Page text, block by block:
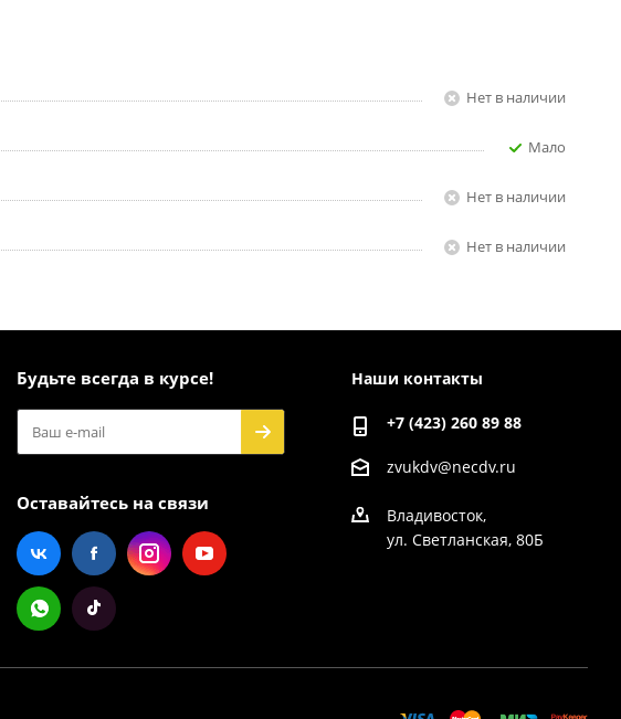
Нет в наличии
Мало
Нет в наличии
Нет в наличии
Будьте всегда в курсе!
Оставайтесь на связи
Наши контакты
+7 (423) 260 89 88
zvukdv@necdv.ru
Владивосток,
ул. Светланская, 80Б